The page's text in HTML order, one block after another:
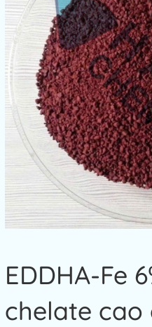
EDDHA-Fe
chelate cao